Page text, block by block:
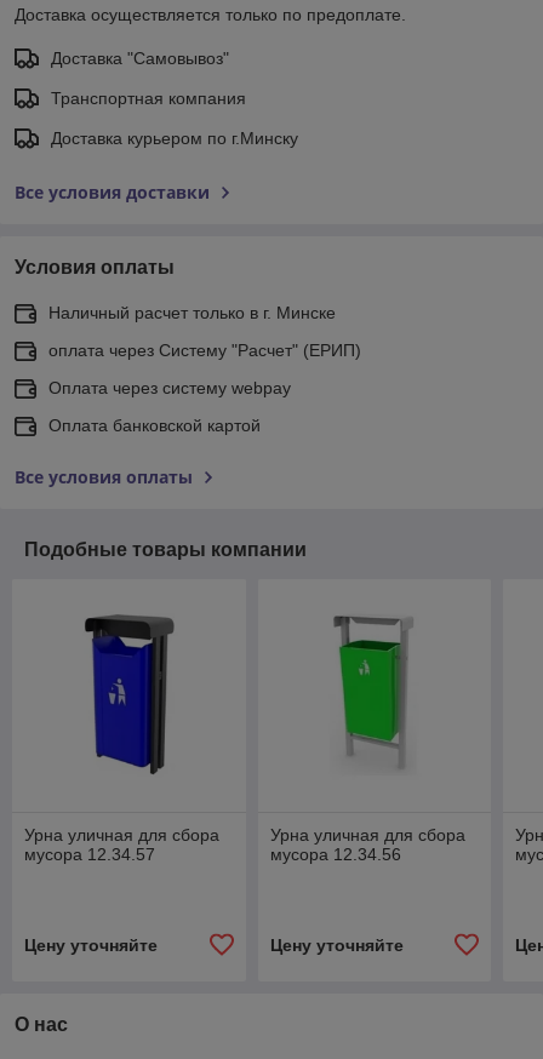
Доставка осуществляется только по предоплате.
Доставка "Самовывоз"
Транспортная компания
Доставка курьером по г.Минску
Все условия доставки
Условия оплаты
Наличный расчет только в г. Минске
оплата через Систему "Расчет" (ЕРИП)
Оплата через систему webpay
Оплата банковской картой
Все условия оплаты
Подобные товары компании
Урна уличная для сбора
мусора 12.34.57
Цену уточняйте
Урна уличная для сбора
мусора 12.34.56
Цену уточняйте
О нас